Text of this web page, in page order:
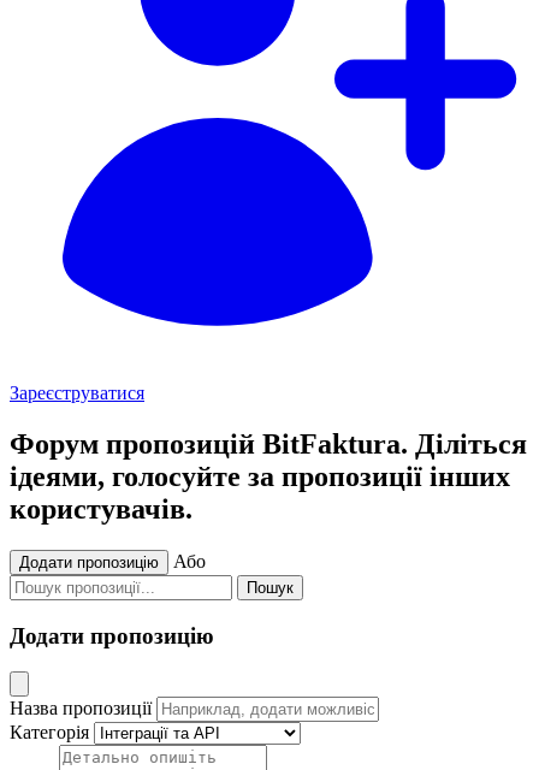
Зареєструватися
Форум пропозицій BitFaktura. Діліться
ідеями, голосуйте за пропозиції інших
користувачів.
Додати пропозицію Або
Пошук
Додати пропозицію
Назва пропозиції
Категорія